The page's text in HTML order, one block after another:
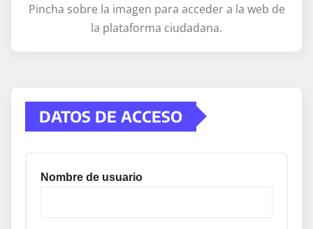
Pincha sobre la imagen para acceder a la web de
la plataforma ciudadana.
DATOS DE ACCESO
Nombre de usuario